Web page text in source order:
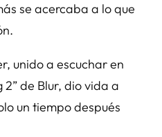
se acercaba a lo que
unido a escuchar en
2” de Blur, dio vida a
un tiempo después